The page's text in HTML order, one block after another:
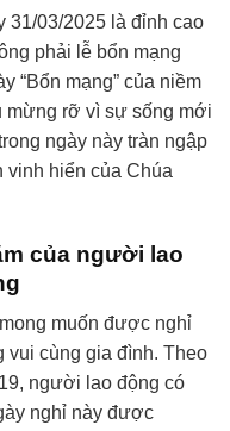
31/03/2025 là đỉnh cao
phải lễ bổn mạng
“Bổn mạng” của niềm
mừng rỡ vì sự sống mới
ngày này tràn ngập
vinh hiển của Chúa
của người lao
muốn được nghỉ
vui cùng gia đình. Theo
người lao động có
nghỉ này được